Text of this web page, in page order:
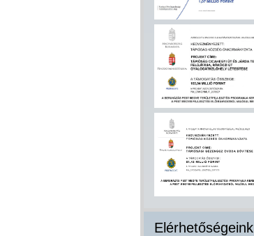
Elérhetőségeink